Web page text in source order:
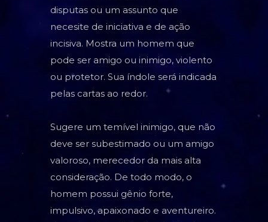
disputas ou um assunto que
necesite de iniciativa e de ação
incisiva. Mostra um homem que
pode ser amigo ou inimigo, violento
ou protetor. Sua índole será indicada
pelas cartas ao redor.
Sugere um temível inimigo, que não
deve ser subestimado ou um amigo
valoroso, merecedor da mais alta
consideração. De todo modo, o
homem possui gênio forte,
impulsivo, apaixonado e aventureiro.